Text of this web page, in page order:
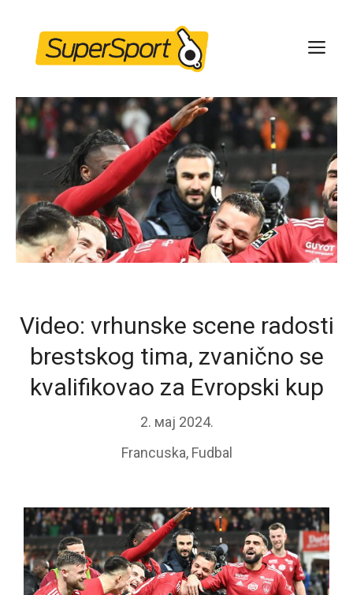
content
Video: vrhunske scene radosti
brestskog tima, zvanično se
kvalifikovao za Evropski kup
2. мај 2024.
Francuska, Fudbal